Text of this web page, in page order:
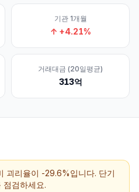
기관 1개월
↑ +4.21%
거래대금 (20일평균)
313억
괴리율이 -29.6%입니다. 단기
점검하세요.